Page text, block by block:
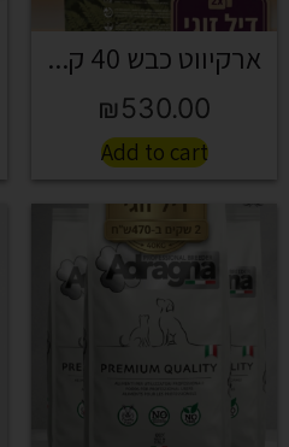
ארקיווט כבש 40 ק...
₪530.00
Add to cart